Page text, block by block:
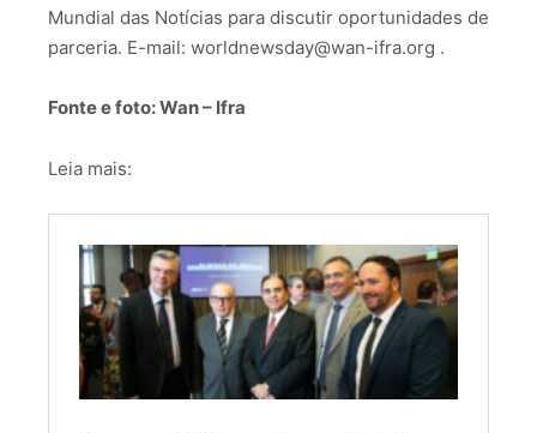
Mundial das Notícias para discutir oportunidades de
parceria. E-mail: worldnewsday@wan-ifra.org .
Fonte e foto: Wan – Ifra
Leia mais: